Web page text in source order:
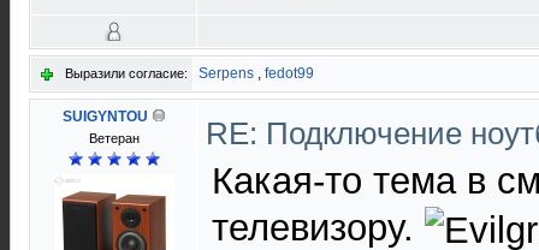
Выразили согласие: Serpens , fedot99
SUIGYNTOU
Ветеран RE: Подключение
Какая-то тема в
телевизору.